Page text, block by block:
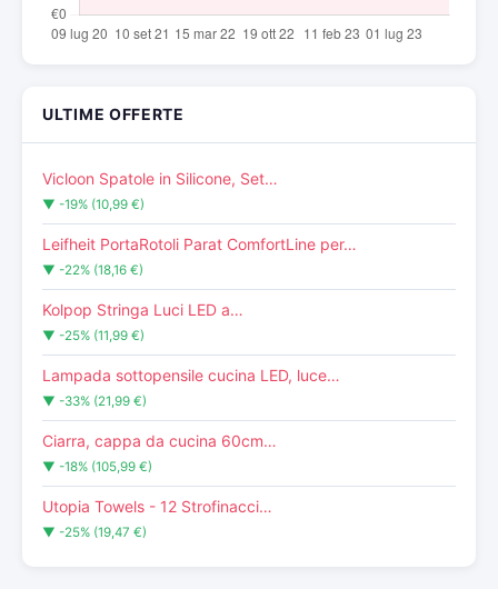
ULTIME OFFERTE
Vicloon Spatole in Silicone, Set…
▼ -19% (10,99 €)
Leifheit PortaRotoli Parat ComfortLine per…
▼ -22% (18,16 €)
Kolpop Stringa Luci LED a…
▼ -25% (11,99 €)
Lampada sottopensile cucina LED, luce…
▼ -33% (21,99 €)
Ciarra, cappa da cucina 60cm…
▼ -18% (105,99 €)
Utopia Towels - 12 Strofinacci…
▼ -25% (19,47 €)